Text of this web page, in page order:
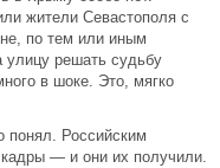
жители Севастополя с
по тем или иным
решать судьбу
в шоке. Это, мягко
Российским
— и они их получили.